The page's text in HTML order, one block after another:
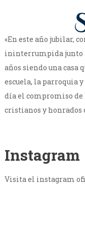
«En este año jubilar,
ininterrumpida junto
años siendo una casa
escuela, la parroquia
día el compromiso de
cristianos y honrados
Instagram
Visita el instagram